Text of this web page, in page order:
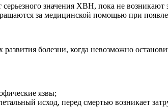
значения ХВН, пока не возникают
за медицинской помощью при
болезни, когда невозможно
язвы;
исход, перед смертью возникает